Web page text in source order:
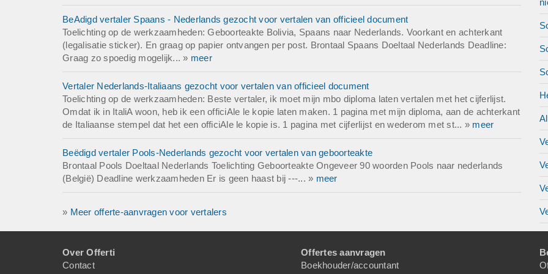
BeAdigd vertaler Spaans - Nederlands gezocht voor vertalen van officieel document
Toelichting op de werkzaamheden: Geboorteakte Bolivia, Spaans naar Nederlands. Voorkant en achterkant
(legalisatie sticker). En graag op papier ontvangen per post. Brontaal Spaans Doeltaal Nederlands Deadline:
Graag zo spoedig mogelijk... » meer
Vertaler Nederlands-Italiaans gezocht voor vertalen van officieel document
Toelichting op de werkzaamheden: Beste vertaler, ik moet mijn mbo diploma laten vertalen met het cijferlijst.
Omdat ik in ItaliA woon, heb ik een officiAle le kopie laten maken. 1 pagina met mijn diploma, aan de achterkant
de Italiaanse stempel dat het een officiAle le kopie is. 1 pagina met cijferlijst en wederom met st... » meer
Beëdigd vertaler Pools-Nederlands gezocht voor vertalen van geboorteakte
Brontaal Pools Doeltaal Nederlands Toelichting Geboorteakte Ongeveer 90 woorden Pools naar nederlands
(België) Deadline werkzaamheden Er is geen haast bij ---... » meer
» Meer offerte-aanvragen voor vertalers
Over Offerti
Contact
Offertes aanvragen
Boekhouder/accountant